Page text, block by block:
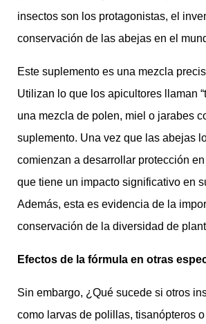
insectos son los protagonistas, el
conservación de las abejas en el
Este suplemento es una mezcla
Utilizan lo que los apicultores llaman
una mezcla de polen, miel o jarabes
suplemento. Una vez que las abejas
comienzan a desarrollar protección
que tiene un impacto significativo en
Además, esta es evidencia de la
conservación de la diversidad de
Efectos de la fórmula en otras
Sin embargo, ¿Qué sucede si otros
como larvas de polillas, tisanópteros